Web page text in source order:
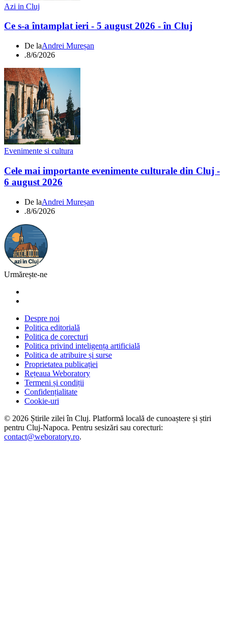
Azi in Cluj
Ce s-a întamplat ieri - 5 august 2026 - în Cluj
De laAndrei Mureșan
.8/6/2026
Evenimente si cultura
Cele mai importante evenimente culturale din Cluj -
6 august 2026
De laAndrei Mureșan
.8/6/2026
Urmărește-ne
Despre noi
Politica editorială
Politica de corecturi
Politica privind inteligența artificială
Politica de atribuire și surse
Proprietatea publicației
Rețeaua Weboratory
Termeni și condiții
Confidențialitate
Cookie-uri
© 2026 Știrile zilei în Cluj. Platformă locală de cunoaștere și știri
pentru Cluj-Napoca. Pentru sesizări sau corecturi:
contact@weboratory.ro.